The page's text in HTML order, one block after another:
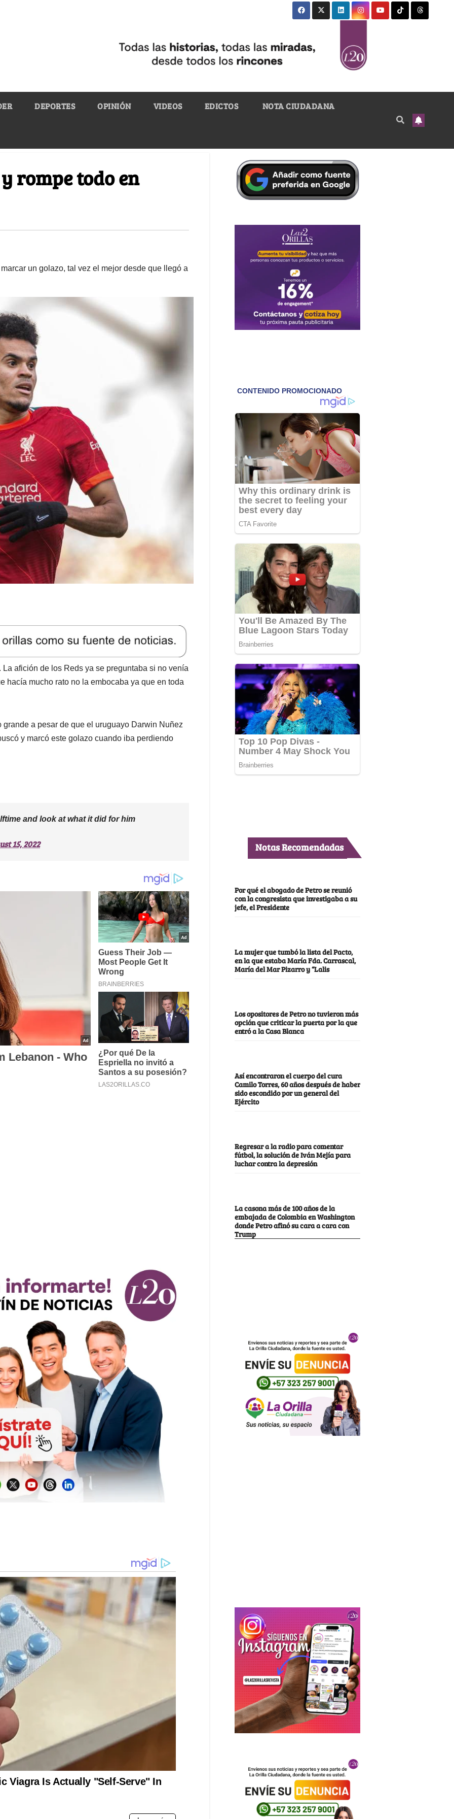
DEPORTES OPINIÓN VIDEOS EDICTOS NOTA CIUDADANA
rompe todo en
un golazo, tal vez el mejor desde que llegó a
afición de los Reds ya se preguntaba si no venía
hacía mucho rato no la embocaba ya que en toda
a pesar de que el uruguayo Darwin Nuñez
y marcó este golazo cuando iba perdiendo
and look at what it did for him
15, 2022 Notas Recomendadas
Por qué el abogado de Petro se reunió
con la congresista que investigaba a su
jefe, el Presidente
La mujer que tumbó la lista del Pacto,
en la que estaba María Fda. Carrascal,
María del Mar Pizarro y “Lalis
Los opositores de Petro no tuvieron más
opción que criticar la puerta por la que
entró a la Casa Blanca
Así encontraron el cuerpo del cura
Camilo Torres, 60 años después de haber
sido escondido por un general del
Ejército
Regresar a la radio para comentar
fútbol, la solución de Iván Mejía para
luchar contra la depresión
La casona más de 100 años de la
embajada de Colombia en Washington
donde Petro afinó su cara a cara con
Trump